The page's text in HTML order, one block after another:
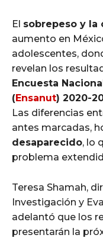
El sobrepeso y la
aumento en
adolescentes,
revelan los
Encuesta
(Ensanut) 2020-
Las diferencias
antes marcadas,
desaparecido, lo
problema
Teresa Shamah,
Investigación y
adelantó que los
presentarán la